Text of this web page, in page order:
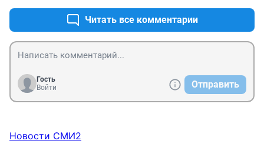
Читать все комментарии
Гость
Войти
Отправить
Новости СМИ2